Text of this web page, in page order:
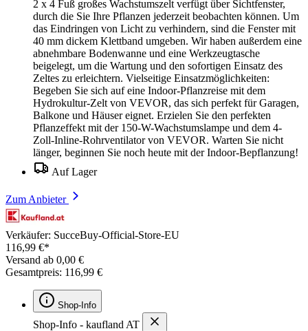
2 x 4 Fuß großes Wachstumszelt verfügt über Sichtfenster,
durch die Sie Ihre Pflanzen jederzeit beobachten können. Um
das Eindringen von Licht zu verhindern, sind die Fenster mit
40 mm dickem Klettband umgeben. Wir haben außerdem eine
abnehmbare Bodenwanne und eine Werkzeugtasche
beigelegt, um die Wartung und den sofortigen Einsatz des
Zeltes zu erleichtern. Vielseitige Einsatzmöglichkeiten:
Begeben Sie sich auf eine Indoor-Pflanzreise mit dem
Hydrokultur-Zelt von VEVOR, das sich perfekt für Garagen,
Balkone und Häuser eignet. Erzielen Sie den perfekten
Pflanzeffekt mit der 150-W-Wachstumslampe und dem 4-
Zoll-Inline-Rohrventilator von VEVOR. Warten Sie nicht
länger, beginnen Sie noch heute mit der Indoor-Bepflanzung!
Auf Lager
Zum Anbieter
Verkäufer: SucceBuy-Official-Store-EU
116,99 €*
Versand ab 0,00 €
Gesamtpreis: 116,99 €
Shop-Info
Shop-Info - kaufland AT